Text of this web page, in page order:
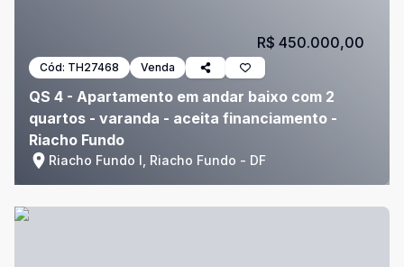
Cód: TH27468 Venda
QS 4 - Apartamento em andar baixo com 2
quartos - varanda - aceita financiamento -
Riacho Fundo
Riacho Fundo I, Riacho Fundo - DF
R$ 450.000,00